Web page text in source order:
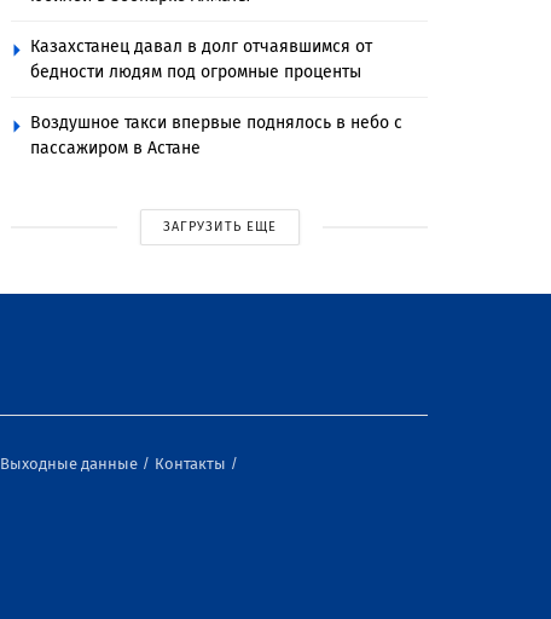
Казахстанец давал в долг отчаявшимся от
бедности людям под огромные проценты
Воздушное такси впервые поднялось в небо с
пассажиром в Астане
ЗАГРУЗИТЬ ЕЩЕ
Выходные данные
Контакты